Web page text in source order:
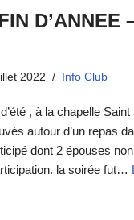
D’ANNEE
2022 Info Club
, à la chapelle
autour d’un repas
dont 2 épouses
la soirée fut…